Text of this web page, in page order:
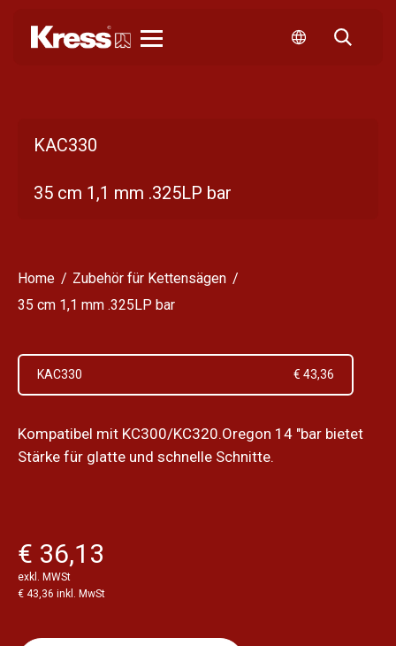
KAC330
35 cm 1,1 mm .325LP bar
Home
Zubehör für Kettensägen
35 cm 1,1 mm .325LP bar
KAC330 € 43,36
Kompatibel mit KC300/KC320.Oregon 14 "bar bietet
Stärke für glatte und schnelle Schnitte.
€ 36,13
exkl. MWSt
€ 43,36 inkl. MwSt